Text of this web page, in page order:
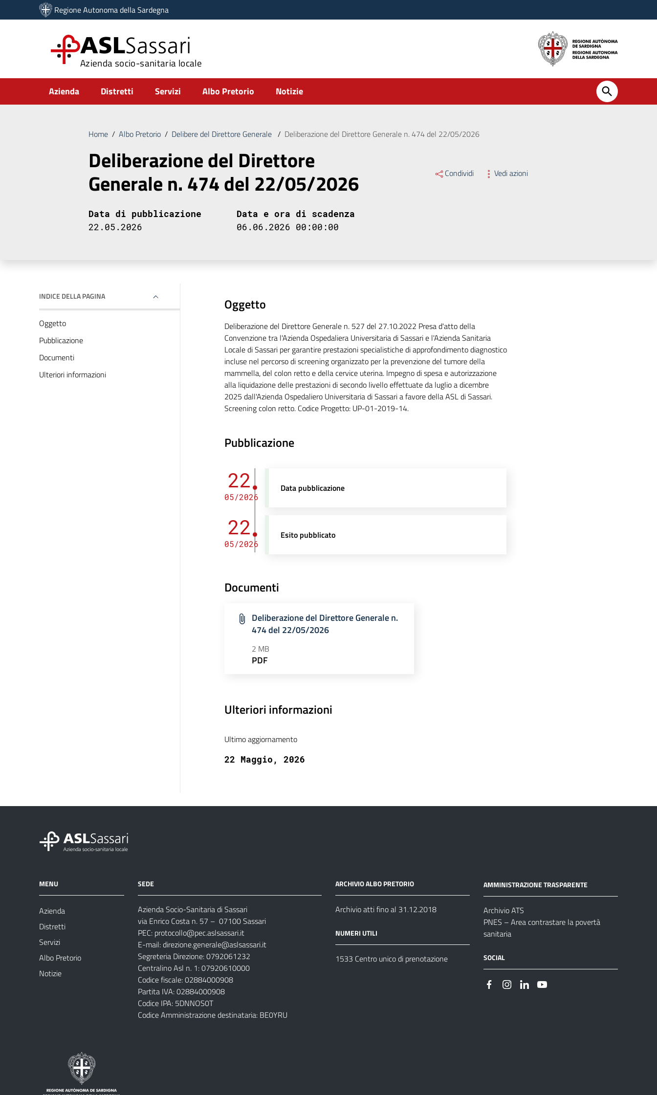
Vai ai contenuti
Vai al menu di navigazione
Regione Autonoma della Sardegna
ASLSassari
Azienda socio-sanitaria locale
Submenu
Azienda Distretti Servizi Albo Pretorio Notizie
Home / Albo Pretorio / Delibere del Direttore Generale / Deliberazione del Direttore Generale n. 474 del 22/05/2026
Deliberazione del Direttore
Generale n. 474 del 22/05/2026 Condividi Vedi azioni
Data di pubblicazione
22.05.2026
Data e ora di scadenza
06.06.2026 00:00:00
INDICE DELLA PAGINA
Oggetto
Pubblicazione
Documenti
Ulteriori informazioni
Oggetto
Deliberazione del Direttore Generale n. 527 del 27.10.2022 Presa d'atto della
Convenzione tra l'Azienda Ospedaliera Universitaria di Sassari e l'Azienda Sanitaria
Locale di Sassari per garantire prestazioni specialistiche di approfondimento diagnostico
incluse nel percorso di screening organizzato per la prevenzione del tumore della
mammella, del colon retto e della cervice uterina. Impegno di spesa e autorizzazione
alla liquidazione delle prestazioni di secondo livello effettuate da luglio a dicembre
2025 dall'Azienda Ospedaliero Universitaria di Sassari a favore della ASL di Sassari.
Screening colon retto. Codice Progetto: UP-01-2019-14.
Pubblicazione
22
05/2026
Data pubblicazione
22
05/2026
Esito pubblicato
Documenti
Deliberazione del Direttore Generale n.
474 del 22/05/2026
2 MB
PDF
Ulteriori informazioni
Ultimo aggiornamento
22 Maggio, 2026
MENU
Azienda
Distretti
Servizi
Albo Pretorio
Notizie
SEDE
Azienda Socio-Sanitaria di Sassari
via Enrico Costa n. 57 – 07100 Sassari
PEC: protocollo@pec.aslsassari.it
E-mail:direzione.generale@aslsassari.it
Segreteria Direzione: 0792061232
Centralino Asl n. 1: 07920610000
Codice fiscale: 02884000908
Partita IVA: 02884000908
Codice IPA: 5DNNOS0T
Codice Amministrazione destinataria: BE0YRU
ARCHIVIO ALBO PRETORIO
Archivio atti fino al 31.12.2018
NUMERI UTILI
1533 Centro unico di prenotazione
AMMINISTRAZIONE TRASPARENTE
Archivio ATS
PNES – Area contrastare la povertà
sanitaria
SOCIAL